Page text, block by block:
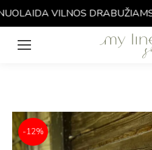
VILNOS DRABUŽIAMS
-12%